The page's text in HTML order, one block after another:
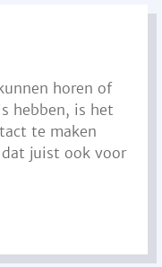
horen of
hebben, is het
te maken
juist ook voor